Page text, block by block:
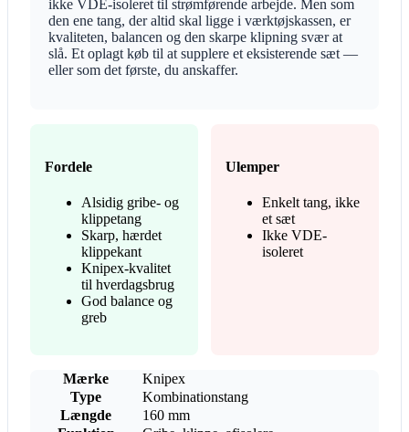
ikke VDE-isoleret til strømførende arbejde. Men som
den ene tang, der altid skal ligge i værktøjskassen, er
kvaliteten, balancen og den skarpe klipning svær at
slå. Et oplagt køb til at supplere et eksisterende sæt —
eller som det første, du anskaffer.
Fordele
Alsidig gribe- og
klippetang
Skarp, hærdet
klippekant
Knipex-kvalitet
til hverdagsbrug
God balance og
greb
Ulemper
Enkelt tang, ikke
et sæt
Ikke VDE-
isoleret
Mærke
Knipex
Type
Kombinationstang
Længde
160 mm